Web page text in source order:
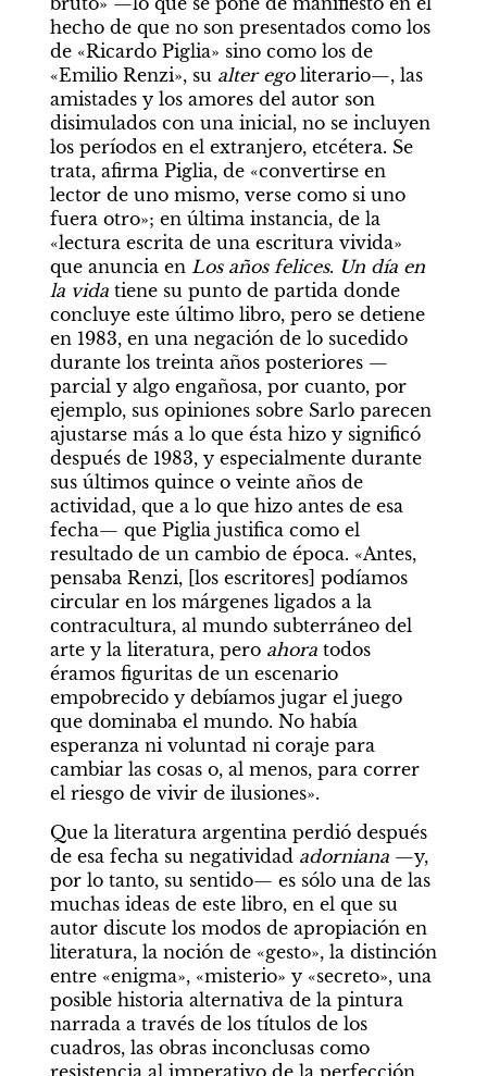
hecho de que no son presentados como los
de «Ricardo Piglia» sino como los de
«Emilio Renzi», su alter ego literario—, las
amistades y los amores del autor son
disimulados con una inicial, no se incluyen
los períodos en el extranjero, etcétera. Se
trata, afirma Piglia, de «convertirse en
lector de uno mismo, verse como si uno
fuera otro»; en última instancia, de la
«lectura escrita de una escritura vivida»
que anuncia en Los años felices. Un día en
la vida tiene su punto de partida donde
concluye este último libro, pero se detiene
en 1983, en una negación de lo sucedido
durante los treinta años posteriores —
parcial y algo engañosa, por cuanto, por
ejemplo, sus opiniones sobre Sarlo parecen
ajustarse más a lo que ésta hizo y significó
después de 1983, y especialmente durante
sus últimos quince o veinte años de
actividad, que a lo que hizo antes de esa
fecha— que Piglia justifica como el
resultado de un cambio de época. «Antes,
pensaba Renzi, [los escritores] podíamos
circular en los márgenes ligados a la
contracultura, al mundo subterráneo del
arte y la literatura, pero ahora todos
éramos figuritas de un escenario
empobrecido y debíamos jugar el juego
que dominaba el mundo. No había
esperanza ni voluntad ni coraje para
cambiar las cosas o, al menos, para correr
el riesgo de vivir de ilusiones».
Que la literatura argentina perdió después
de esa fecha su negatividad adorniana —y,
por lo tanto, su sentido— es sólo una de las
muchas ideas de este libro, en el que su
autor discute los modos de apropiación en
literatura, la noción de «gesto», la distinción
entre «enigma», «misterio» y «secreto», una
posible historia alternativa de la pintura
narrada a través de los títulos de los
cuadros, las obras inconclusas como
resistencia al imperativo de la perfección